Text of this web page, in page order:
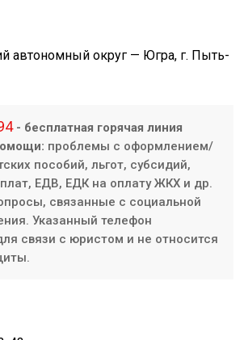
автономный округ — Югра, г. Пыть-
- бесплатная горячая линия
проблемы с оформлением/
пособий, льгот, субсидий,
ЕДВ, ЕДК на оплату ЖКХ и др.
связанные с социальной
Указанный телефон
связи с юристом и не относится